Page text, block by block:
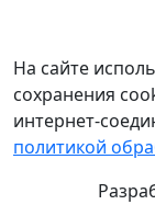
На сайте
сохранения
интернет-
политикой